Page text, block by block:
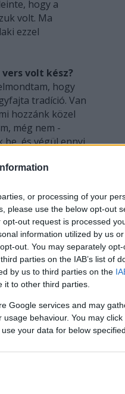
or processing of your
please use the below opt-out
out request is processed
information utilized by us
out. You may separately
parties on the IAB’s list of
by us to third parties on the
it to other third parties.
Google services and may
behaviour. You may
your data for below
hogy a
volt. Ma
ezzel
volt kész?
hogy
tradíció. Van
hozzánk közel
még nem -
be, és végül ennyi
reggel
időm róla
is mondtam,
lapokat
változata olyat
egységben
költő vagyok -
az érzelmek,
de alapvetően
egy nő